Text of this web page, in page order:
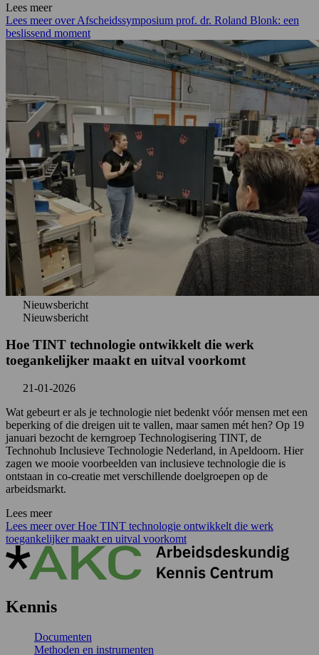
Lees meer
Lees meer over Afscheidssymposium prof. dr. Roland Blonk: een
beslissend moment
Nieuwsbericht
Nieuwsbericht
Hoe TINT technologie ontwikkelt die werk
toegankelijker maakt en uitval voorkomt
21-01-2026
Wat gebeurt er als je technologie niet bedenkt vóór mensen met een
beperking of die dreigen uit te vallen, maar samen mét hen? Op 19
januari bezocht de kerngroep Technologisering TINT, de
Technohub Inclusieve Technologie Nederland, in Apeldoorn. Hier
zagen we mooie voorbeelden van inclusieve technologie die is
ontstaan in co-creatie met verschillende doelgroepen op de
arbeidsmarkt.
Lees meer
Lees meer over Hoe TINT technologie ontwikkelt die werk
toegankelijker maakt en uitval voorkomt
Kennis
Documenten
Methoden en instrumenten